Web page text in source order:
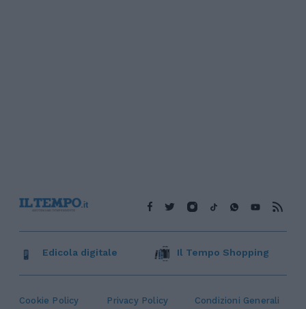
Cookie Policy Privacy Policy Condizioni Generali
Edicola digitale Il Tempo Shopping